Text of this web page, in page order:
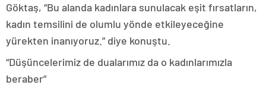
Göktaş, “Bu alanda kadınlara sunulacak eşit fırsatların,
kadın temsilini de olumlu yönde etkileyeceğine
yürekten inanıyoruz.” diye konuştu.
“Düşüncelerimiz de dualarımız da o kadınlarımızla
beraber”